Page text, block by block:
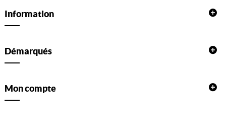
Information
Démarqués
Mon compte